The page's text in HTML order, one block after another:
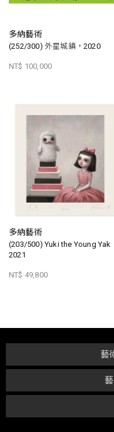
多納藝術
(252/300) 外星城鎮，2020
NT$ 100,000
多納藝術
(203/500) Yuki the Young Yak
2021
NT$ 49,800
藝